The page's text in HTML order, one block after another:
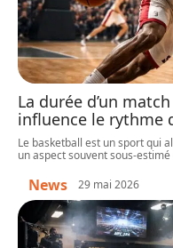
La durée d’un
influence le rythme
Le basketball est un sport qui
un aspect souvent sous-
News 29 mai 2026